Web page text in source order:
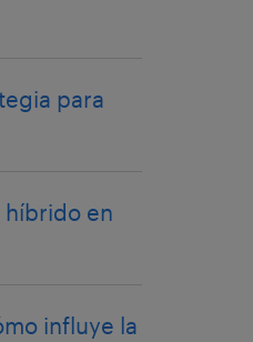
para
híbrido en
influye la